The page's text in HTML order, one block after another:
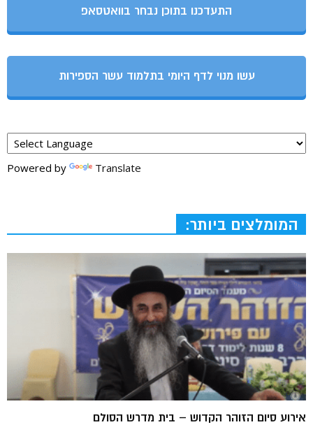
התעדכנו בתוכן נבחר בוואטסאפ
עשו מנוי לדף היומי בתלמוד עשר הספירות
Powered by Translate
המומלצים ביותר:
אירוע סיום הזוהר הקדוש – בית מדרש הסולם